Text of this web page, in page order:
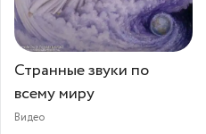
Странные звуки по
всему миру
Видео